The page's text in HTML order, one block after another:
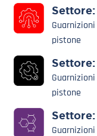
Settore:
pistone
Settore:
pistone
Settore: